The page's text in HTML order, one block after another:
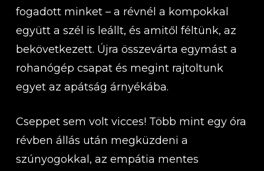
fogadott minket – a révnél a kompokkal
együtt a szél is leállt, és amitől féltünk, az
bekövetkezett. Újra összevárta egymást a
rohanógép csapat és megint rajtoltunk
egyet az apátság árnyékába.
Cseppet sem volt vicces! Több mint egy óra
révben állás után megküzdeni a
szúnyogokkal, az empátia mentes